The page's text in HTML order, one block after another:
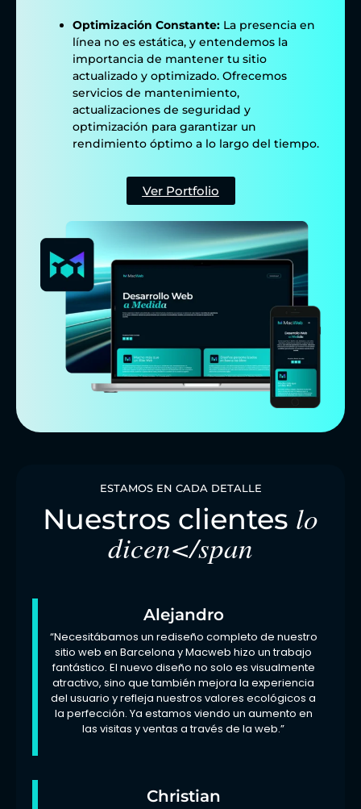
Optimización Constante: La presencia en
línea no es estática, y entendemos la
importancia de mantener tu sitio
actualizado y optimizado. Ofrecemos
servicios de mantenimiento,
actualizaciones de seguridad y
optimización para garantizar un
rendimiento óptimo a lo largo del tiempo.
Ver Portfolio
ESTAMOS EN CADA DETALLE
Nuestros clientes lo
dicen</span
Alejandro
“Necesitábamos un rediseño completo de nuestro
sitio web en Barcelona y Macweb hizo un trabajo
fantástico. El nuevo diseño no solo es visualmente
atractivo, sino que también mejora la experiencia
del usuario y refleja nuestros valores ecológicos a
la perfección. Ya estamos viendo un aumento en
las visitas y ventas a través de la web.”
Christian